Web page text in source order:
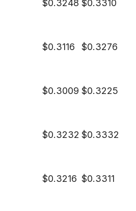
$0.3248 $0.3310
$0.3116 $0.3276
$0.3009 $0.3225
$0.3232 $0.3332
$0.3216 $0.3311